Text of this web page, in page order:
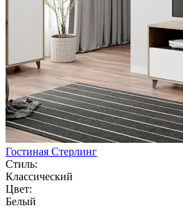
Гостиная Стерлинг
Стиль:
Классический
Цвет:
Белый